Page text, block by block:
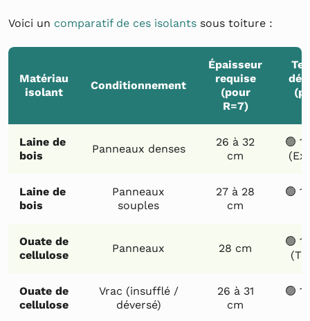
Voici un comparatif de ces isolants sous toiture :
Matériau
isolant
Conditionnement
Épaisseur
requise
(pour
R=7)
Laine de
bois
Panneaux denses
26 à 32
cm
🟢
Laine de
bois
Panneaux
souples
27 à 28
cm
🟢
Ouate de
cellulose
Panneaux 28 cm
🟢
Ouate de
cellulose
Vrac (insufflé /
déversé)
26 à 31
cm
🟢